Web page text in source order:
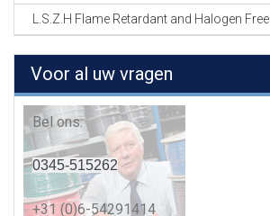
L.S.Z.H Flame Retardant and Halogen Free
Voor al uw vragen
Bel ons:
0345-515262
+31 (0)6-54291414